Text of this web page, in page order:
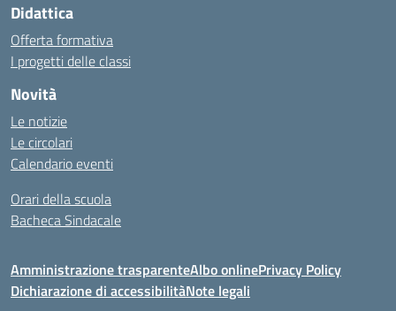
Didattica
Offerta formativa
I progetti delle classi
Novità
Le notizie
Le circolari
Calendario eventi
Orari della scuola
Bacheca Sindacale
Amministrazione trasparenteAlbo onlinePrivacy Policy
Dichiarazione di accessibilitàNote legali